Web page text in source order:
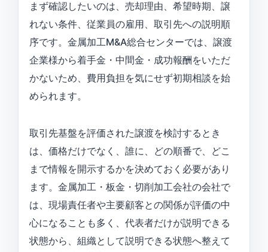
まず確認したいのは、売却理由、希望時期、譲
れない条件、従業員の雇用、取引先への説明順
序です。金属加工M&A総合センターでは、譲渡
企業様から着手金・中間金・成功報酬をいただ
かないため、費用負担を気にせず初期相談を始
められます。
取引先基盤を評価された譲渡を検討するとき
は、価格だけでなく、誰に、どの順番で、どこ
まで情報を開示するかを決めておく必要があり
ます。金属加工・板金・切削加工会社の会社で
は、現場責任者や主要顧客との関係が評価の中
心になることも多く、代表者だけが説明できる
状態から、組織として説明できる状態へ整えて